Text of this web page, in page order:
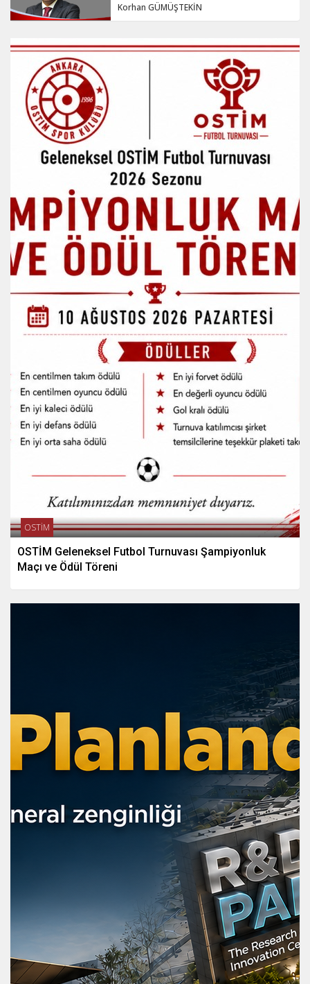
Korhan GÜMÜŞTEKİN
OSTİM
OSTİM Geleneksel Futbol Turnuvası Şampiyonluk
Maçı ve Ödül Töreni